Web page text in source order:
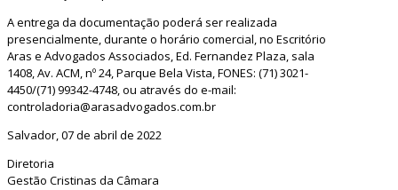
A entrega da documentação poderá ser realizada
presencialmente, durante o horário comercial, no Escritório
Aras e Advogados Associados, Ed. Fernandez Plaza, sala
1408, Av. ACM, nº 24, Parque Bela Vista, FONES: (71) 3021-
4450/(71) 99342-4748, ou através do e-mail:
controladoria@arasadvogados.com.br
Salvador, 07 de abril de 2022
Diretoria
Gestão Cristinas da Câmara